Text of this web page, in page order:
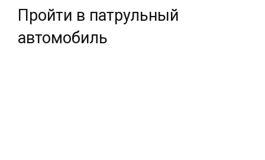
Пройти в патрульный
автомобиль